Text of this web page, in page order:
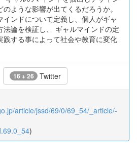
ような影響が出てくるだろうか。
ンドについて定義し、個人がギャ
法論を検証し、 ギャルマインドの定
践する事によって社会や教育に変化
16 + 26 Twitter
article/jssd/69/0/69_54/_article/-
)